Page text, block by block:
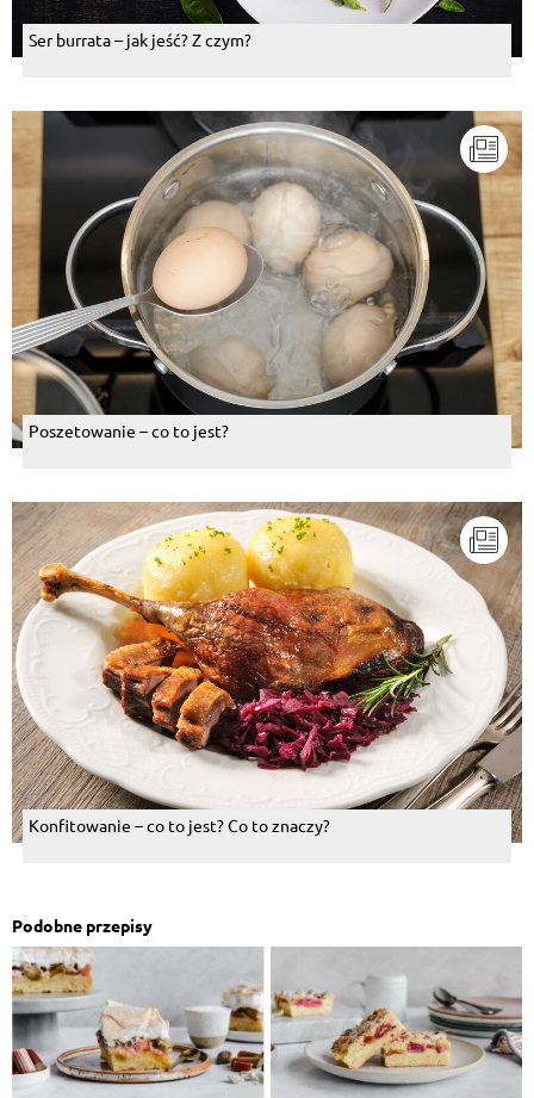
Ser burrata – jak jeść? Z czym?
Poszetowanie – co to jest?
Konfitowanie – co to jest? Co to znaczy?
Podobne przepisy